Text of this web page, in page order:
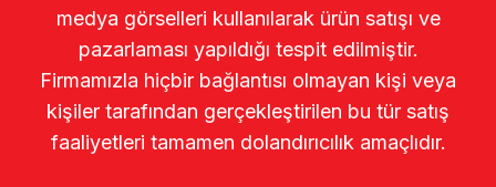
medya görselleri kullanılarak ürün satışı ve
pazarlaması yapıldığı tespit edilmiştir.
Firmamızla hiçbir bağlantısı olmayan kişi veya
kişiler tarafından gerçekleştirilen bu tür satış
faaliyetleri tamamen dolandırıcılık amaçlıdır.